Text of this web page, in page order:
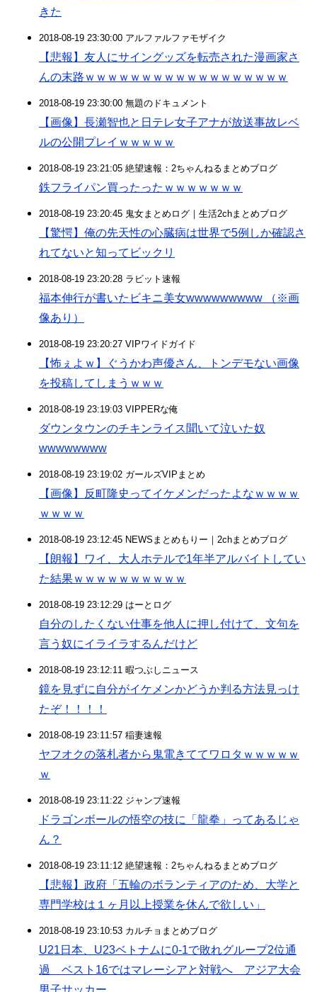
きた
2018-08-19 23:30:00 アルファルファモザイク
【悲報】友人にサイングッズを転売された漫画家さ
んの末路ｗｗｗｗｗｗｗｗｗｗｗｗｗｗｗｗｗｗ
2018-08-19 23:30:00 無題のドキュメント
【画像】長瀬智也と日テレ女子アナが放送事故レベ
ルの公開プレイｗｗｗｗｗ
2018-08-19 23:21:05 絶望速報：2ちゃんねるまとめブログ
鉄フライパン買ったったｗｗｗｗｗｗｗ
2018-08-19 23:20:45 鬼女まとめログ｜生活2chまとめブログ
【驚愕】俺の先天性の心臓病は世界で5例しか確認さ
れてないと知ってビックリ
2018-08-19 23:20:28 ラビット速報
福本伸行が書いたビキニ美女wwwwwwwww （※画
像あり）
2018-08-19 23:20:27 VIPワイドガイド
【怖ぇよｗ】ぐうかわ声優さん、トンデモない画像
を投稿してしまうｗｗｗ
2018-08-19 23:19:03 VIPPERな俺
ダウンタウンのチキンライス聞いて泣いた奴
wwwwwwww
2018-08-19 23:19:02 ガールズVIPまとめ
【画像】反町隆史ってイケメンだったよなｗｗｗｗ
ｗｗｗｗ
2018-08-19 23:12:45 NEWSまとめもりー｜2chまとめブログ
【朗報】ワイ、大人ホテルで1年半アルバイトしてい
た結果ｗｗｗｗｗｗｗｗｗｗ
2018-08-19 23:12:29 はーとログ
自分のしたくない仕事を他人に押し付けて、文句を
言う奴にイライラするんだけど
2018-08-19 23:12:11 暇つぶしニュース
鏡を見ずに自分がイケメンかどうか判る方法見っけ
たぞ！！！！
2018-08-19 23:11:57 稲妻速報
ヤフオクの落札者から鬼電きててワロタｗｗｗｗｗ
ｗ
2018-08-19 23:11:22 ジャンプ速報
ドラゴンボールの悟空の技に「龍拳」ってあるじゃ
ん？
2018-08-19 23:11:12 絶望速報：2ちゃんねるまとめブログ
【悲報】政府「五輪のボランティアのため、大学と
専門学校は１ヶ月以上授業を休んで欲しい」
2018-08-19 23:10:53 カルチョまとめブログ
U21日本、U23ベトナムに0-1で敗れグループ2位通
過 ベスト16ではマレーシアと対戦へ アジア大会
男子サッカー